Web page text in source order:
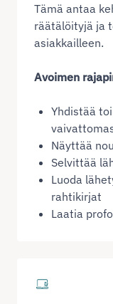
Tämä antaa
räätälöityjä ja
asiakkailleen.
Avoimen
Yhdistää
Näyttää
Selvittää
Luoda
rahtikirjat
Laatia